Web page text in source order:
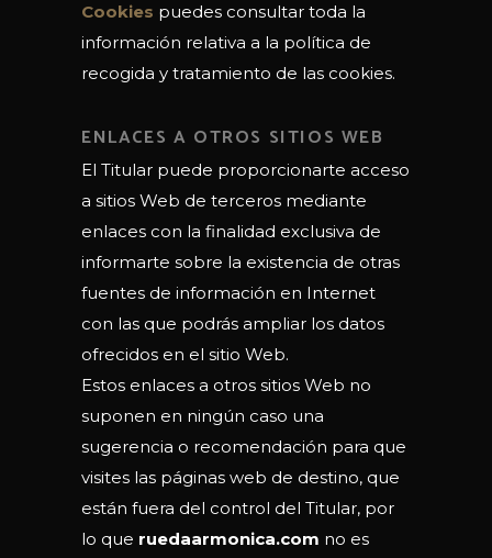
Cookies puedes consultar toda la
información relativa a la política de
recogida y tratamiento de las cookies.
ENLACES A OTROS SITIOS WEB
El Titular puede proporcionarte acceso
a sitios Web de terceros mediante
enlaces con la finalidad exclusiva de
informarte sobre la existencia de otras
fuentes de información en Internet
con las que podrás ampliar los datos
ofrecidos en el sitio Web.
Estos enlaces a otros sitios Web no
suponen en ningún caso una
sugerencia o recomendación para que
visites las páginas web de destino, que
están fuera del control del Titular, por
lo que ruedaarmonica.com no es